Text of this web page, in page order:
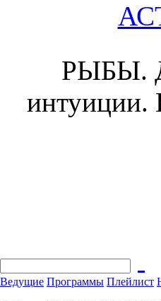
РЫБЫ.
интуиции.
Ведущие Программы Плейлист